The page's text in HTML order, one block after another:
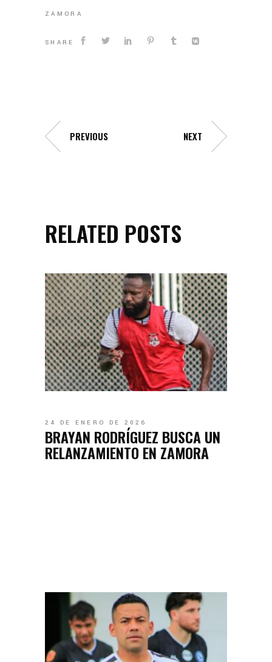
ZAMORA
SHARE
PREVIOUS NEXT
RELATED POSTS
24 DE ENERO DE 2026
BRAYAN RODRÍGUEZ BUSCA UN
RELANZAMIENTO EN ZAMORA